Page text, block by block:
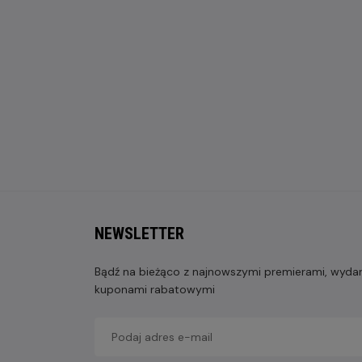
NEWSLETTER
Bądź na bieżąco z najnowszymi premierami,
kuponami rabatowymi